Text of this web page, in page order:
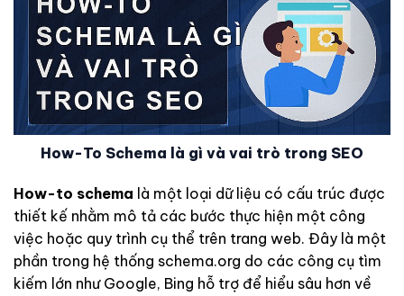
How-To Schema là gì và vai trò trong SEO
How-to schema là một loại dữ liệu có cấu trúc được
thiết kế nhằm mô tả các bước thực hiện một công
việc hoặc quy trình cụ thể trên trang web. Đây là một
phần trong hệ thống schema.org do các công cụ tìm
kiếm lớn như Google, Bing hỗ trợ để hiểu sâu hơn về